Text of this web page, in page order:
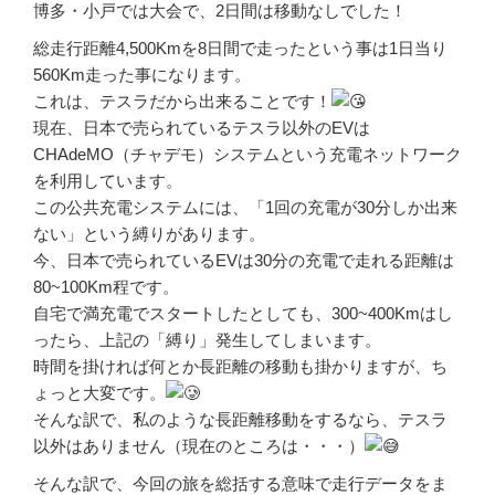
博多・小戸では大会で、2日間は移動なしでした！
総走行距離4,500Kmを8日間で走ったという事は1日当り
560Km走った事になります。
これは、テスラだから出来ることです！
現在、日本で売られているテスラ以外のEVは
CHAdeMO（チャデモ）システムという充電ネットワーク
を利用しています。
この公共充電システムには、「1回の充電が30分しか出来
ない」という縛りがあります。
今、日本で売られているEVは30分の充電で走れる距離は
80~100Km程です。
自宅で満充電でスタートしたとしても、300~400Kmはし
ったら、上記の「縛り」発生してしまいます。
時間を掛ければ何とか長距離の移動も掛かりますが、ち
ょっと大変です。
そんな訳で、私のような長距離移動をするなら、テスラ
以外はありません（現在のところは・・・）
そんな訳で、今回の旅を総括する意味で走行データをま